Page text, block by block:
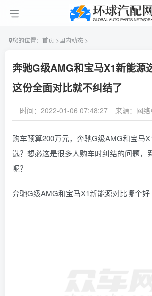
您的位置： 首页 >国内动态 >
奔驰G级AMG和宝马X1新能源
这份全面对比就不纠结了
时间：2022-01-06 07:48:27 来源：网络
购车预算200万元，奔驰G级AMG和宝马
选？想必这是很多人购车时纠结的问题，
呢？
奔驰G级AMG和宝马X1新能源对比哪个好